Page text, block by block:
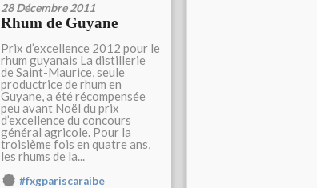
28 Décembre 2011
Rhum de Guyane
Prix d’excellence 2012 pour le
rhum guyanais La distillerie
de Saint-Maurice, seule
productrice de rhum en
Guyane, a été récompensée
peu avant Noël du prix
d’excellence du concours
général agricole. Pour la
troisième fois en quatre ans,
les rhums de la...
#fxgpariscaraibe